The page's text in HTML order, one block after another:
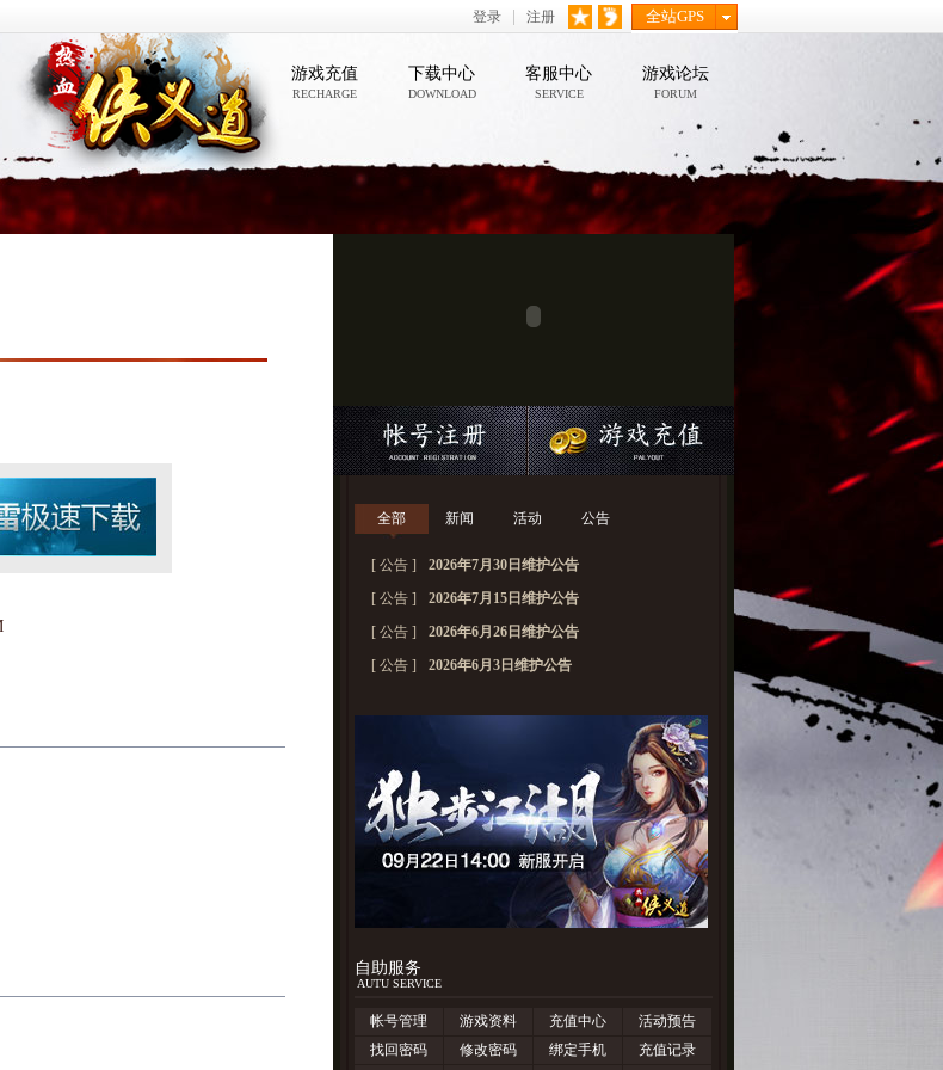
注册
登录 全站GPS
游戏充值
RECHARGE
下载中心
DOWNLOAD
客服中心
SERVICE
游戏论坛
FORUM
全部 新闻 活动 公告
[ 公告 ]
2026年7月30日维护公告
[ 公告 ]
2026年7月15日维护公告
[ 公告 ]
2026年6月26日维护公告
[ 公告 ] 2026年6月3日维护公告
自助服务
AUTU SERVICE
帐号管理 游戏资料 充值中心
活动预告
找回密码
修改密码 绑定手机 充值记录